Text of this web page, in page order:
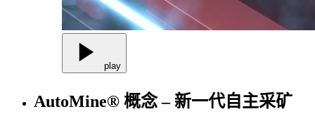
play
AutoMine® 概念 – 新一代自主采矿